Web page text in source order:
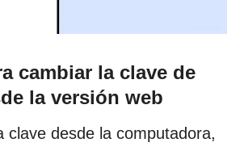
cambiar la clave de
la versión web
clave desde la computadora,